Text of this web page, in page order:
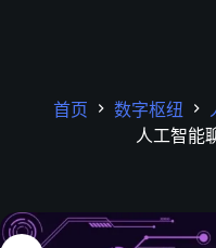
首页 数字枢纽
人工智能